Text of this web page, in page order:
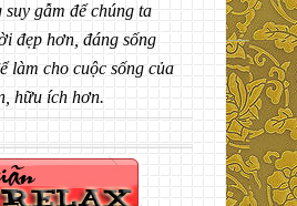
suy gẫm để chúng ta
đẹp hơn, đáng sống
làm cho cuộc sống của
hữu ích hơn.